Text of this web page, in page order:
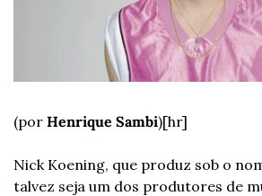
(por Henrique Sambi)[hr]
Nick Koening, que produz sob o
talvez seja um dos produtores de